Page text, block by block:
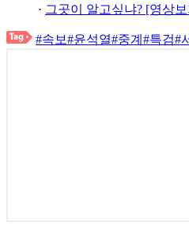
· 그곳이 알고싶냐? [영상
#속보#윤석열#중계 #특검#